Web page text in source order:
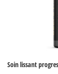
Soin lissant